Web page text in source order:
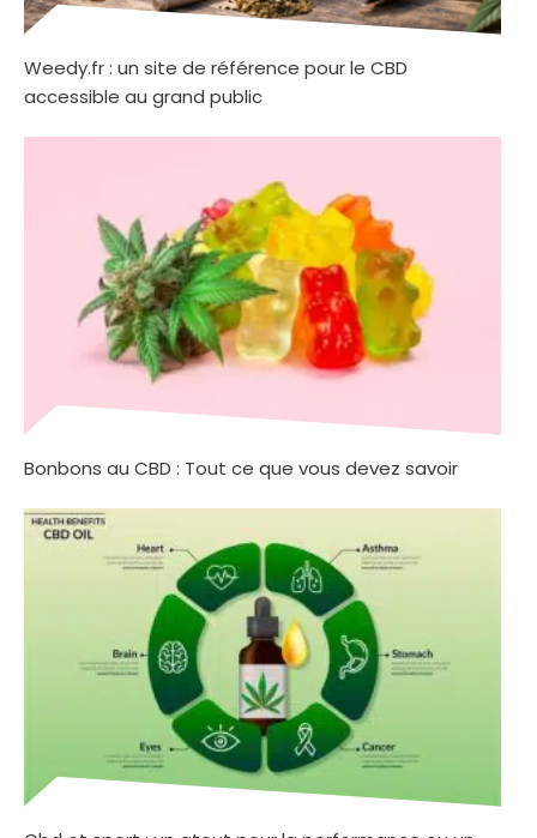
Weedy.fr : un site de référence pour le CBD
accessible au grand public
Bonbons au CBD : Tout ce que vous devez savoir